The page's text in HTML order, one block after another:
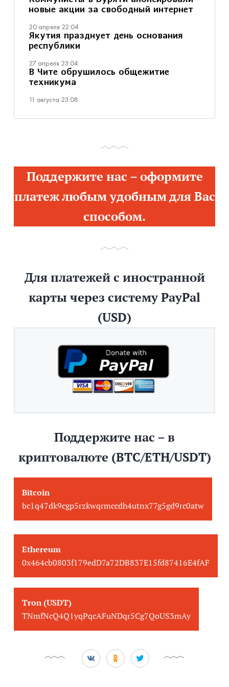
новые акции за свободный интернет
20 апреля 22:04
Якутия празднует день основания
республики
27 апреля 23:04
В Чите обрушилось общежитие
техникума
11 августа 23:08
Поддержите нас – оформите
платеж любым удобным для Вас
способом.
Для платежей с иностранной
карты через систему PayPal
(USD)
Поддержите нас – в
криптовалюте (BTC/ETH/USDT)
Bitcoin
bc1q47dk9cgp5rzkwqrmccdh4utnx77g5gd9rc0atw
Ethereum
0x464cb0803f179edD7a72DB837E15fd87416E4fAF
Tron (USDT)
TNmfNcQ4Q1yqPqcAFuNDqr5Cg7QoUS3mAy